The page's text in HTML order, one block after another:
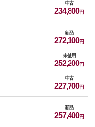
中古
234,800
新品
272,100
未使用
252,200
中古
227,700
新品
257,400